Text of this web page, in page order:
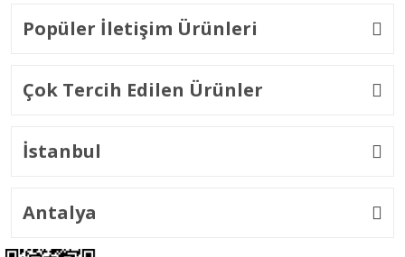
Popüler İletişim Ürünleri
Çok Tercih Edilen Ürünler
İstanbul
Antalya